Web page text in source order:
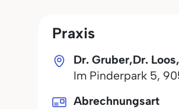
Praxis
Dr. Gruber,Dr.
Im Pinderpark 5,
Abrechnungsart